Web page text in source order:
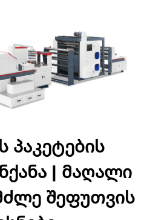
პაკეტების
| მაღალი
შეფუთვის